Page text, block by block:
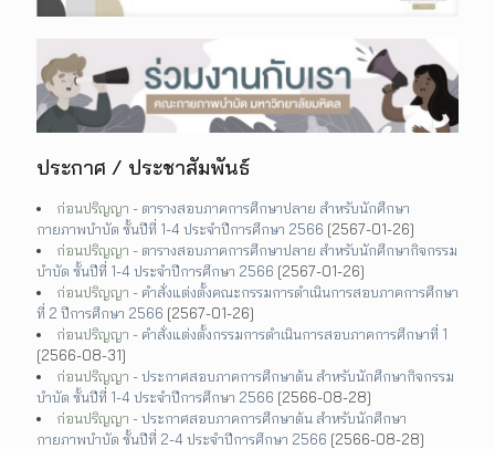
ประกาศ / ประชาสัมพันธ์
ก่อนปริญญา - ตารางสอบภาคการศึกษาปลาย สำหรับนักศึกษา
กายภาพบำบัด ชั้นปีที่ 1-4 ประจำปีการศึกษา 2566 [2567-01-26]
ก่อนปริญญา - ตารางสอบภาคการศึกษาปลาย สำหรับนักศึกษากิจกรรม
บำบัด ชั้นปีที่ 1-4 ประจำปีการศึกษา 2566 [2567-01-26]
ก่อนปริญญา - คำสั่งแต่งตั้งคณะกรรมการดำเนินการสอบภาคการศึกษา
ที่ 2 ปีการศึกษา 2566 [2567-01-26]
ก่อนปริญญา - คำสั่งแต่งตั้งกรรมการดำเนินการสอบภาคการศึกษาที่ 1
[2566-08-31]
ก่อนปริญญา -ประกาศสอบภาคการศึกษาต้น สำหรับนักศึกษากิจกรรม
บำบัด ชั้นปีที่ 1-4 ประจำปีการศึกษา 2566 [2566-08-28]
ก่อนปริญญา -ประกาศสอบภาคการศึกษาต้น สำหรับนักศึกษา
กายภาพบำบัด ชั้นปีที่ 2-4 ประจำปีการศึกษา 2566 [2566-08-28]